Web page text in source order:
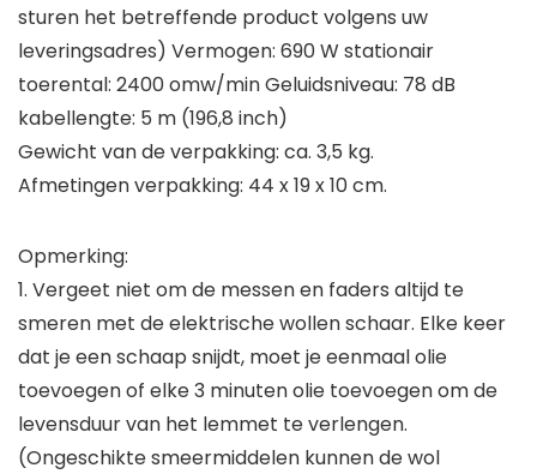
sturen het betreffende product volgens uw
leveringsadres) Vermogen: 690 W stationair
toerental: 2400 omw/min Geluidsniveau: 78 dB
kabellengte: 5 m (196,8 inch)
Gewicht van de verpakking: ca. 3,5 kg.
Afmetingen verpakking: 44 x 19 x 10 cm.
Opmerking:
1. Vergeet niet om de messen en faders altijd te
smeren met de elektrische wollen schaar. Elke keer
dat je een schaap snijdt, moet je eenmaal olie
toevoegen of elke 3 minuten olie toevoegen om de
levensduur van het lemmet te verlengen.
(Ongeschikte smeermiddelen kunnen de wol